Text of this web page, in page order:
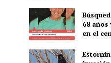
68
en el